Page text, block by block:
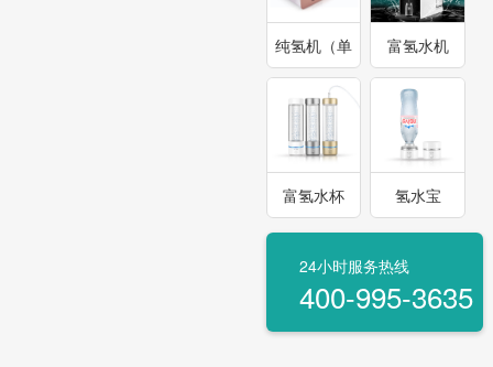
纯氢机（单
口）300ml-
600ml
富氢水机
富氢水杯 氢水宝
24小时服务热线
400-995-3635